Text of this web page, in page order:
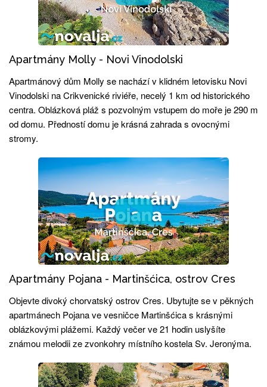
Apartmány Molly - Novi Vinodolski
Apartmánový dům Molly se nachází v klidném letovisku Novi
Vinodolski na Crikvenické riviéře, necelý 1 km od historického
centra. Oblázková pláž s pozvolným vstupem do moře je 290 m
od domu. Předností domu je krásná zahrada s ovocnými
stromy.
Apartmány Pojana - Martinšćica, ostrov Cres
Objevte divoký chorvatský ostrov Cres. Ubytujte se v pěkných
apartmánech Pojana ve vesničce Martinšćica s krásnými
oblázkovými plážemi. Každý večer ve 21 hodin uslyšíte
známou melodii ze zvonkohry místního kostela Sv. Jeronýma.